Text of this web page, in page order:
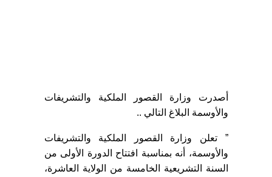
أصدرت وزارة القصور الملكية والتشريفات
والأوسمة البلاغ التالي ..
” تعلن وزارة القصور الملكية والتشريفات
والأوسمة، أنه بمناسبة افتتاح الدورة الأولى من
السنة التشريعية الخامسة من الولاية العاشرة،